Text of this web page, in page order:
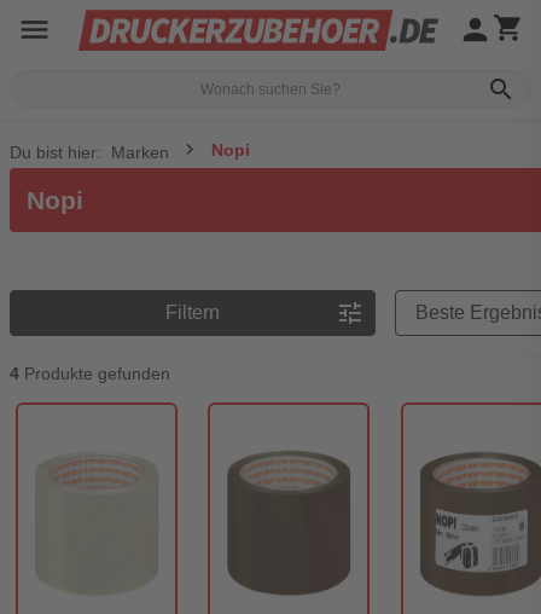
menu
search
person shopping_cart
Du bist hier: Marken Nopi
Nopi
Filtern tune
4 Produkte gefunden